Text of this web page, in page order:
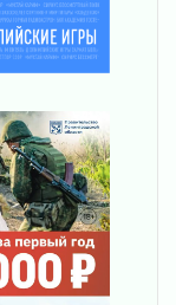
пока не
год
рождения